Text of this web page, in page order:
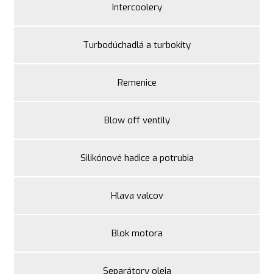
Intercoolery
Turbodúchadlá a turbokity
Remenice
Blow off ventily
Silikónové hadice a potrubia
Hlava valcov
Blok motora
Separátory oleja